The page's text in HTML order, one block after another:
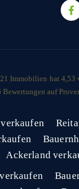
Immobilien hat 4,53
Bewertungen auf
Ackerland